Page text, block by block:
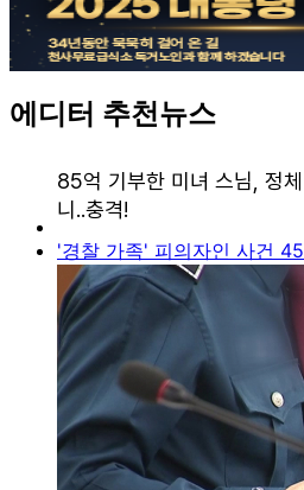
에디터 추천뉴스
'경찰 가족' 피의자인 사건